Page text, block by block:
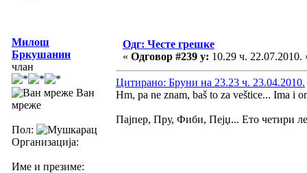
Милош
Бркушанин
члан
Ван
мреже
Пол:
Организација:
Име и презиме:
Одг: Честе грешке
« Одговор #239 у: 10.29 ч. 22.07.2010.
Цитирано: Бруни на 23.23 ч. 23.04.2010.
Hm, pa ne znam, baš to za veštice... Ima i
Пајпер, Пру, Фиби, Пејџ... Ето четири